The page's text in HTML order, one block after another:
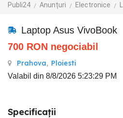
Publi24 Anunțuri Electronice
Laptop Asus VivoBook
700 RON negociabil
Prahova, Ploiesti
Valabil din 8/8/2026 5:23:29 PM
Specificații